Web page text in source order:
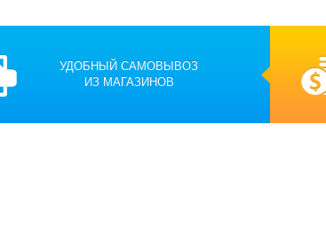
УДОБНЫЙ САМОВЫВОЗ
ИЗ МАГАЗИНОВ